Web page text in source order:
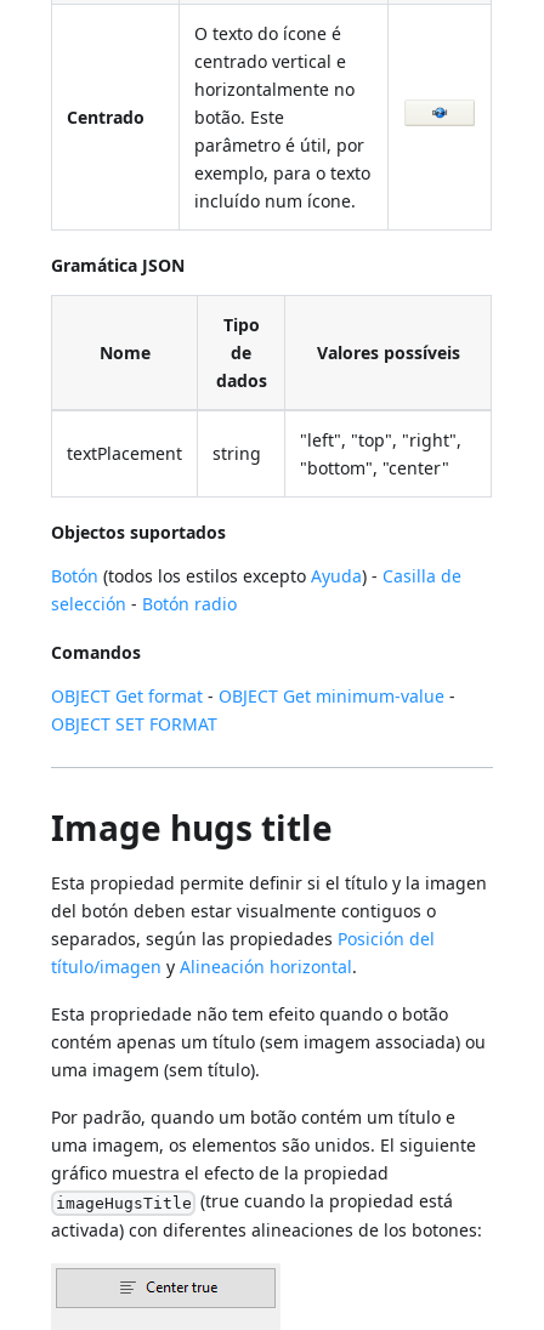
Centrado
O texto do ícone é
centrado vertical e
horizontalmente no
botão. Este
parâmetro é útil, por
exemplo, para o texto
incluído num ícone.
Gramática JSON
Nome
Tipo
de
dados
Valores possíveis
textPlacement string
"left", "top", "right",
"bottom", "center"
Objectos suportados
Botón (todos los estilos exceptoAyuda) - Casilla de
selección - Botón radio
Comandos
OBJECT Get format - OBJECT Get minimum-value -
OBJECT SET FORMAT
Image hugs title
Esta propiedad permite definir si el título y la imagen
del botón deben estar visualmente contiguos o
separados, según las propiedades Posición del
título/imagen yAlineación horizontal.
Esta propriedade não tem efeito quando o botão
contém apenas um título (sem imagem associada) ou
uma imagem (sem título).
Por padrão, quando um botão contém um título e
uma imagem, os elementos são unidos. El siguiente
gráfico muestra el efecto de la propiedad
imageHugsTitle (true cuando la propiedad está
activada) con diferentes alineaciones de los botones: